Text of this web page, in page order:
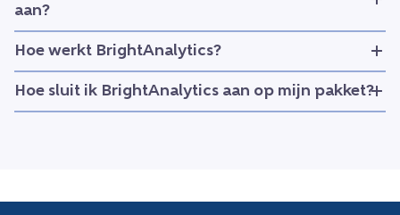
aan?
Hoe werkt BrightAnalytics?
Hoe sluit ik BrightAnalytics aan op mijn pakket?